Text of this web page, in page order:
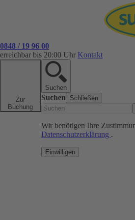
0848 / 19 96 00
erreichbar bis 20:00 Uhr Kontakt
Zur
Buchung
Suchen
Suchen Schließen
Wir benötigen Ihre
Datenschutzerklärung .
Einwilligen